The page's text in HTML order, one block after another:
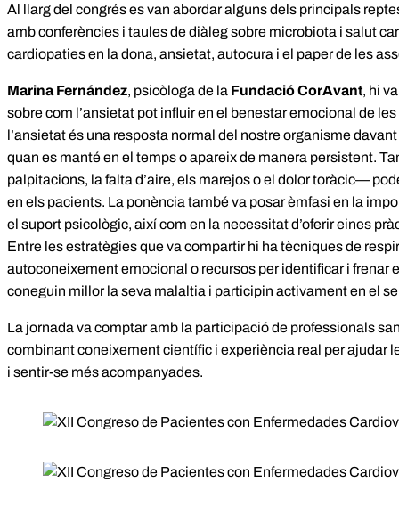
Al llarg del congrés es van abordar alguns dels principals
amb conferències i taules de diàleg sobre microbiota i salut
cardiopaties en la dona, ansietat, autocura i el paper de les
Marina Fernández, psicòloga de la Fundació CorAvant, hi
sobre com l’ansietat pot influir en el benestar emocional de
l’ansietat és una resposta normal del nostre organisme
quan es manté en el temps o apareix de manera persistent.
palpitacions, la falta d’aire, els marejos o el dolor toràcic—
en els pacients. La ponència també va posar èmfasi en la
el suport psicològic, així com en la necessitat d’oferir eines
Entre les estratègies que va compartir hi ha tècniques de
autoconeixement emocional o recursos per identificar i
coneguin millor la seva malaltia i participin activament en el
La jornada va comptar amb la participació de professionals
combinant coneixement científic i experiència real per ajudar
i sentir-se més acompanyades.